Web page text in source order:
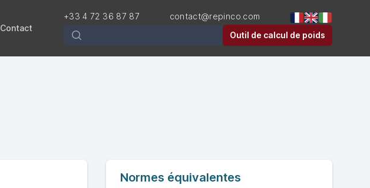
Contact
+33 4 72 36 87 87 contact@repinco.com
Rechercher Outil de calcul de poids
Normes équivalentes